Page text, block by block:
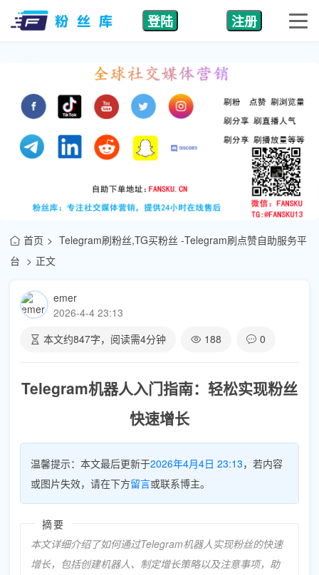
登陆 注册
首页
Telegram刷粉丝,TG买粉丝 -Telegram刷点赞自助服务平
台
正文
emer
2026-4-4 23:13
本文约847字，阅读需4分钟 188 0
Telegram机器人入门指南：轻松实现粉丝
快速增长
温馨提示：本文最后更新于2026年4月4日 23:13，若内容
或图片失效，请在下方留言或联系博主。
摘要
本文详细介绍了如何通过Telegram机器人实现粉丝的快速
增长，包括创建机器人、制定增长策略以及注意事项，助